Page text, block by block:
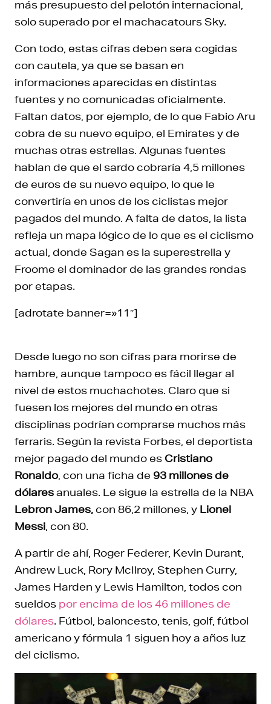
más presupuesto del pelotón internacional,
solo superado por el machacatours Sky.
Con todo, estas cifras deben sera cogidas
con cautela, ya que se basan en
informaciones aparecidas en distintas
fuentes y no comunicadas oficialmente.
Faltan datos, por ejemplo, de lo que Fabio Aru
cobra de su nuevo equipo, el Emirates y de
muchas otras estrellas. Algunas fuentes
hablan de que el sardo cobraría 4,5 millones
de euros de su nuevo equipo, lo que le
convertiría en unos de los ciclistas mejor
pagados del mundo. A falta de datos, la lista
refleja un mapa lógico de lo que es el ciclismo
actual, donde Sagan es la superestrella y
Froome el dominador de las grandes rondas
por etapas.
[adrotate banner=»11″]
Desde luego no son cifras para morirse de
hambre, aunque tampoco es fácil llegar al
nivel de estos muchachotes. Claro que si
fuesen los mejores del mundo en otras
disciplinas podrían comprarse muchos más
ferraris. Según la revista Forbes, el deportista
mejor pagado del mundo es Cristiano
Ronaldo, con una ficha de 93 millones de
dólaresanuales. Le sigue la estrella de la NBA
Lebron James,con 86,2 millones, y Lionel
Messi, con 80.
A partir de ahí, Roger Federer, Kevin Durant,
Andrew Luck, Rory McIlroy, Stephen Curry,
James Harden y Lewis Hamilton, todos con
sueldos por encima de los 46 millones de
dólares. Fútbol, baloncesto, tenis, golf, fútbol
americano y fórmula 1 siguen hoy a años luz
del ciclismo.